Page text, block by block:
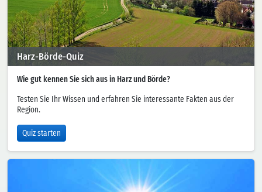
Harz-Börde-Quiz
Wie gut kennen Sie sich aus in Harz und Börde?
Testen Sie Ihr Wissen und erfahren Sie interessante Fakten aus der
Region.
Quiz starten